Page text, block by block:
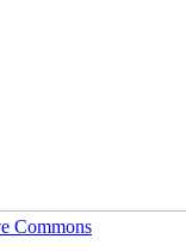
Commons